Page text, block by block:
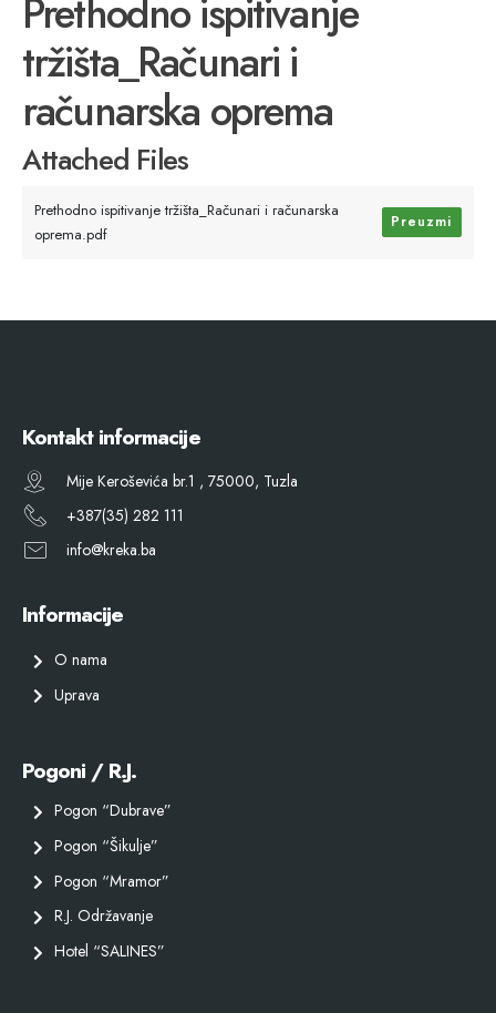
Prethodno ispitivanje
tržišta_Računari i
računarska oprema
Attached Files
Prethodno ispitivanje tržišta_Računari i računarska
oprema.pdf
Preuzmi
Kontakt informacije
Mije Keroševića br.1 , 75000, Tuzla
+387(35) 282 111
info@kreka.ba
Informacije
O nama
Uprava
Pogoni / R.J.
Pogon “Dubrave”
Pogon “Šikulje”
Pogon “Mramor”
R.J. Održavanje
Hotel “SALINES”